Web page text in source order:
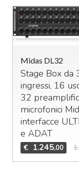
Midas DL32
Stage Box da
ingressi, 16
32
microfonici
interfacce
eADAT
€ 1.245,00